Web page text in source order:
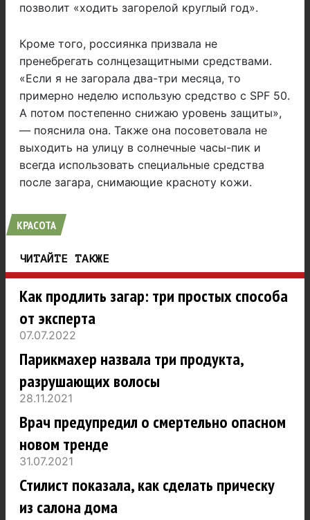
позволит «ходить загорелой круглый год».
Кроме того, россиянка призвала не
пренебрегать солнцезащитными средствами.
«Если я не загорала два-три месяца, то
примерно неделю использую средство с SPF 50.
А потом постепенно снижаю уровень защиты»,
— пояснила она. Также она посоветовала не
выходить на улицу в солнечные часы-пик и
всегда использовать специальные средства
после загара, снимающие красноту кожи.
КРАСОТА
ЧИТАЙТЕ ТАКЖЕ
Как продлить загар: три простых способа
от эксперта
07.07.2022
Парикмахер назвала три продукта,
разрушающих волосы
28.11.2021
Врач предупредил о смертельно опасном
новом тренде
31.07.2021
Стилист показала, как сделать прическу
из салона дома